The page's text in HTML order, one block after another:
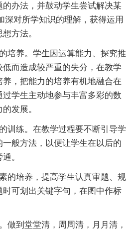
办法，并鼓动学生尝试解决某
深对所学知识的理解，获得运用
方法。
养。学生因运算能力、探究推
而造成较严重的失分，在教学
，把能力的培养有机地融合在
学生主动地参与丰富多彩的数
发展。
练。在教学过程要不断引导学
般方法，以便让学生在以后的
。
培养，提高学生认真审题、规
可划出关键字句，在图中作标
到堂堂清，周周清，月月清，